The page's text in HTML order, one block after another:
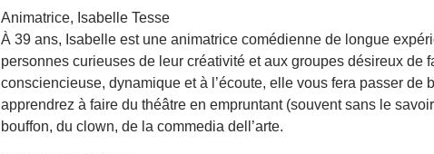
Animatrice, Isabelle Tesse
À 39 ans, Isabelle est une animatrice comédienne de longue
personnes curieuses de leur créativité et aux groupes désireux de
consciencieuse, dynamique et à l’écoute, elle vous fera passer
apprendrez à faire du théâtre en empruntant (souvent sans le
bouffon, du clown, de la commedia dell’arte.